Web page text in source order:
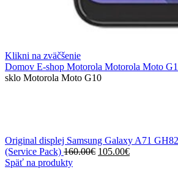
Klikni na zväčšenie
Domov E-shop Motorola Motorola Moto
sklo Motorola Moto G10
Original displej Samsung Galaxy A71
(Service Pack) 160.00€ Pôvodná
105.00€Aktuálna
Späť na produkty